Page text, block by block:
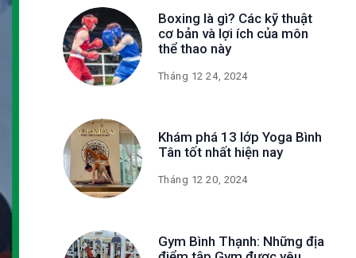
Boxing là gì? Các kỹ thuật
cơ bản và lợi ích của môn
thể thao này
Tháng 12 24, 2024
Khám phá 13 lớp Yoga Bình
Tân tốt nhất hiện nay
Tháng 12 20, 2024
Gym Bình Thạnh: Những địa